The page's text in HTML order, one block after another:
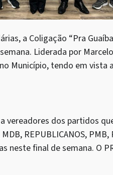
a Coligação “Pra
Liderada por
Município, tendo em vista
vereadores dos partidos
REPUBLICANOS, PMB,
neste final de semana. O